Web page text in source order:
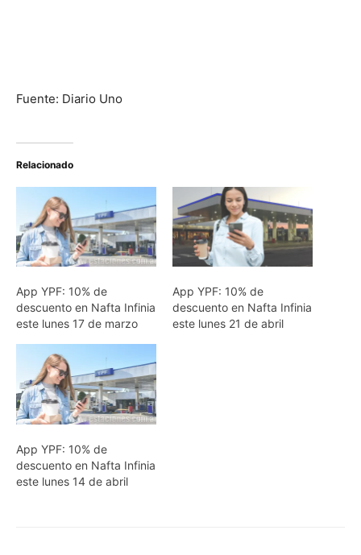
Fuente: Diario Uno
Relacionado
App YPF: 10% de
descuento en Nafta Infinia
este lunes 17 de marzo
App YPF: 10% de
descuento en Nafta Infinia
este lunes 21 de abril
App YPF: 10% de
descuento en Nafta Infinia
este lunes 14 de abril